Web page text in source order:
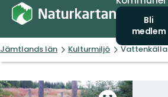
Bli
medlem
Jämtlands län Kulturmiljö Vattenkälla